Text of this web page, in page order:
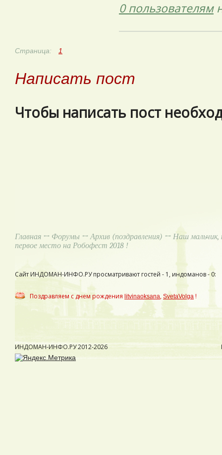
0 пользователям
Страница: 1
Написать пост
Чтобы написать пост
Главная ↔ Форумы ↔Архив (поздравления) ↔ Наш мальчик,
первое место на Робофест 2018 !
Сайт ИНДОМАН-ИНФО.РУ просматривают гостей - 1, индоманов - 0:
Поздравляем с днем рождения litvinaoksana, SvetaVolga !
ИНДОМАН-ИНФО.РУ2012-2026